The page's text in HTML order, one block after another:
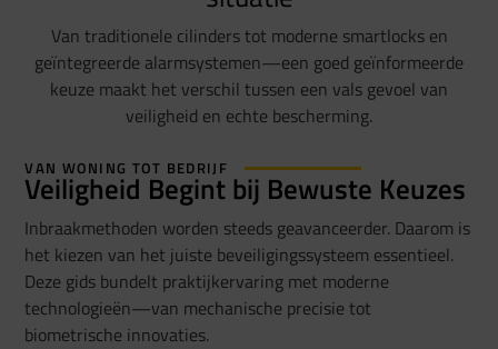
Van traditionele cilinders tot moderne smartlocks en
geïntegreerde alarmsystemen—een goed geïnformeerde
keuze maakt het verschil tussen een vals gevoel van
veiligheid en echte bescherming.
VAN WONING TOT BEDRIJF
Veiligheid Begint bij Bewuste Keuzes
Inbraakmethoden worden steeds geavanceerder. Daarom is
het kiezen van het juiste beveiligingssysteem essentieel.
Deze gids bundelt praktijkervaring met moderne
technologieën—van mechanische precisie tot
biometrische innovaties.